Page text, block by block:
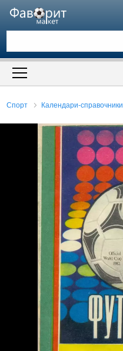
Искать также в описании
Спорт Календари-справочники